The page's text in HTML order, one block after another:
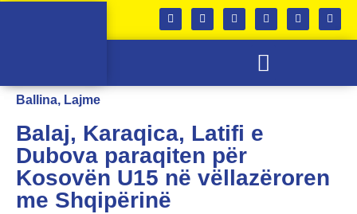
Ballina, Lajme
Balaj, Karaqica, Latifi e
Dubova paraqiten për
Kosovën U15 në vëllazëroren
me Shqipërinë